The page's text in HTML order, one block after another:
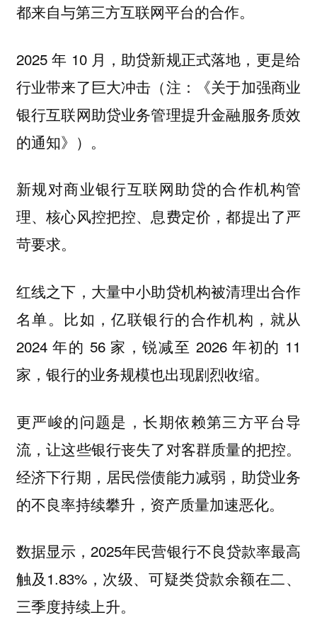
都来自与第三方互联网平台的合作。
2025 年 10 月，助贷新规正式落地，更是给
行业带来了巨大冲击（注：《关于加强商业
银行互联网助贷业务管理提升金融服务质效
的通知》）。
新规对商业银行互联网助贷的合作机构管
理、核心风控把控、息费定价，都提出了严
苛要求。
红线之下，大量中小助贷机构被清理出合作
名单。比如，亿联银行的合作机构，就从
2024 年的 56 家，锐减至 2026 年初的 11
家，银行的业务规模也出现剧烈收缩。
更严峻的问题是，长期依赖第三方平台导
流，让这些银行丧失了对客群质量的把控。
经济下行期，居民偿债能力减弱，助贷业务
的不良率持续攀升，资产质量加速恶化。
数据显示，2025年民营银行不良贷款率最高
触及1.83%，次级、可疑类贷款余额在二、
三季度持续上升。